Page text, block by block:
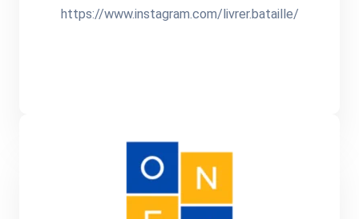
https://www.instagram.com/livrer.bataille/